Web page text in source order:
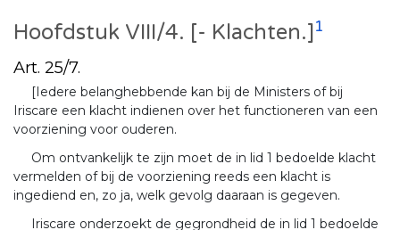
Hoofdstuk VIII/4. [- Klachten.]1
Art. 25/7.
[Iedere belanghebbende kan bij de Ministers of bij
Iriscare een klacht indienen over het functioneren van een
voorziening voor ouderen.
Om ontvankelijk te zijn moet de in lid 1 bedoelde klacht
vermelden of bij de voorziening reeds een klacht is
ingediend en, zo ja, welk gevolg daaraan is gegeven.
Iriscare onderzoekt de gegrondheid de in lid 1 bedoelde